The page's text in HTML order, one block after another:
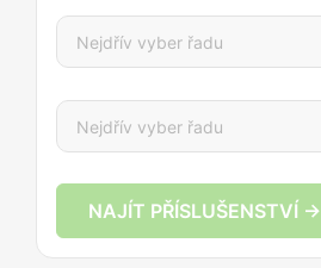
NAJÍT PŘÍSLUŠENSTVÍ →